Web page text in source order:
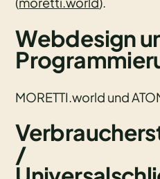
Webdesign
MORETTI.world und
/